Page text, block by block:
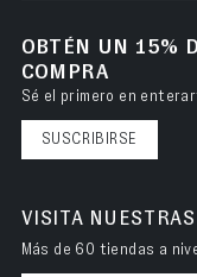
OBTÉN UN 15%
COMPRA
Sé el primero en
SUSCRIBIRSE
VISITA
Más de 60 tiendas a